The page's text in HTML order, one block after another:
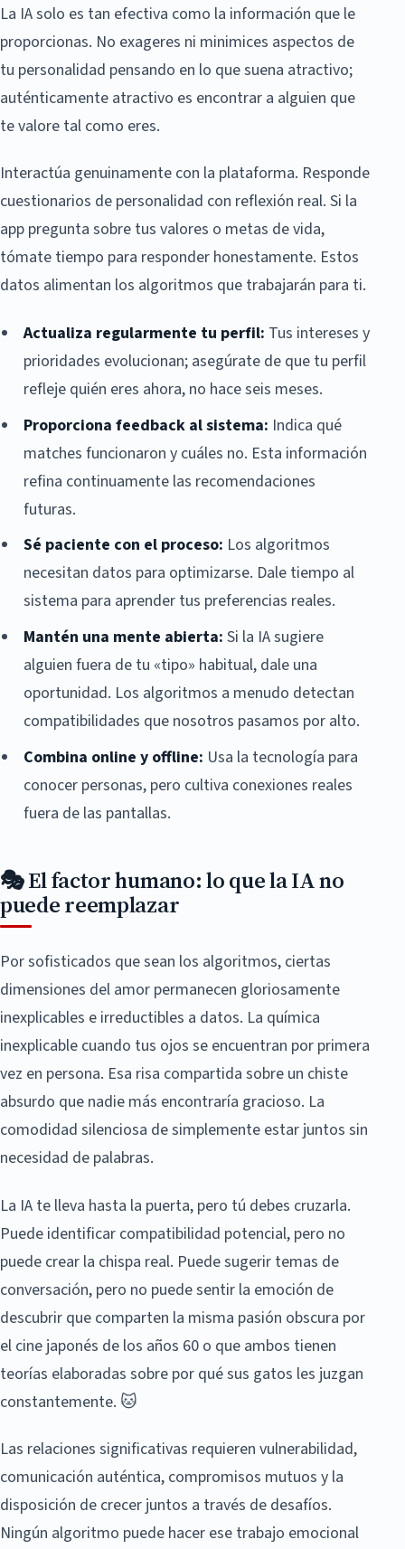
La IA solo es tan efectiva como la información que le
proporcionas. No exageres ni minimices aspectos de
tu personalidad pensando en lo que suena atractivo;
auténticamente atractivo es encontrar a alguien que
te valore tal como eres.
Interactúa genuinamente con la plataforma. Responde
cuestionarios de personalidad con reflexión real. Si la
app pregunta sobre tus valores o metas de vida,
tómate tiempo para responder honestamente. Estos
datos alimentan los algoritmos que trabajarán para ti.
Actualiza regularmente tu perfil: Tus intereses y
prioridades evolucionan; asegúrate de que tu perfil
refleje quién eres ahora, no hace seis meses.
Proporciona feedback al sistema: Indica qué
matches funcionaron y cuáles no. Esta información
refina continuamente las recomendaciones
futuras.
Sé paciente con el proceso: Los algoritmos
necesitan datos para optimizarse. Dale tiempo al
sistema para aprender tus preferencias reales.
Mantén una mente abierta: Si la IA sugiere
alguien fuera de tu «tipo» habitual, dale una
oportunidad. Los algoritmos a menudo detectan
compatibilidades que nosotros pasamos por alto.
Combina online y offline: Usa la tecnología para
conocer personas, pero cultiva conexiones reales
fuera de las pantallas.
🎭 El factor humano: lo que la IA no
puede reemplazar
Por sofisticados que sean los algoritmos, ciertas
dimensiones del amor permanecen gloriosamente
inexplicables e irreductibles a datos. La química
inexplicable cuando tus ojos se encuentran por primera
vez en persona. Esa risa compartida sobre un chiste
absurdo que nadie más encontraría gracioso. La
comodidad silenciosa de simplemente estar juntos sin
necesidad de palabras.
La IA te lleva hasta la puerta, pero tú debes cruzarla.
Puede identificar compatibilidad potencial, pero no
puede crear la chispa real. Puede sugerir temas de
conversación, pero no puede sentir la emoción de
descubrir que comparten la misma pasión obscura por
el cine japonés de los años 60 o que ambos tienen
teorías elaboradas sobre por qué sus gatos les juzgan
constantemente. 🐱
Las relaciones significativas requieren vulnerabilidad,
comunicación auténtica, compromisos mutuos y la
disposición de crecer juntos a través de desafíos.
Ningún algoritmo puede hacer ese trabajo emocional